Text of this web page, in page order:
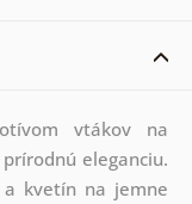
vtákov na
eleganciu.
a kvetín na jemne